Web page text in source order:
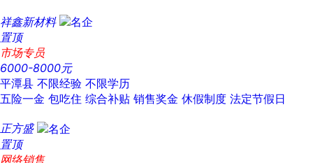
祥鑫新材料
置顶
市场专员
6000-8000元
平潭县 不限经验 不限学历
五险一金 包吃住 综合补贴 销售奖金 休假制度 法定节假日
正方盛
置顶
网络销售